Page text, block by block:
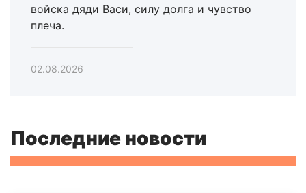
войска дяди Васи, силу долга и чувство
плеча.
02.08.2026
Последние новости